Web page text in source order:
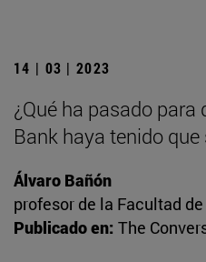
14 | 03 | 2023
¿Qué ha pasado para
Bank haya tenido
Álvaro Bañón
profesor de la Facultad
Publicado en: The